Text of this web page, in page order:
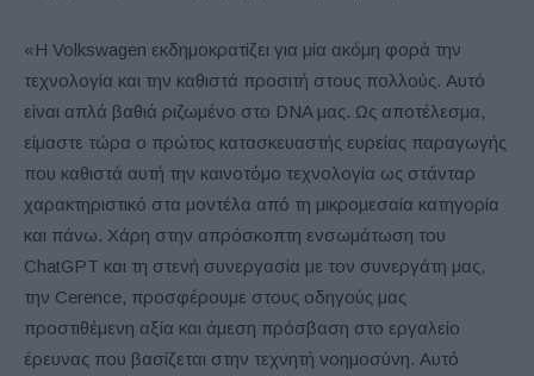
«Η Volkswagen εκδημοκρατίζει για μία ακόμη φορά την
τεχνολογία και την καθιστά προσιτή στους πολλούς. Αυτό
είναι απλά βαθιά ριζωμένο στο DNA μας. Ως αποτέλεσμα,
είμαστε τώρα ο πρώτος κατασκευαστής ευρείας παραγωγής
που καθιστά αυτή την καινοτόμο τεχνολογία ως στάνταρ
χαρακτηριστικό στα μοντέλα από τη μικρομεσαία κατηγορία
και πάνω. Χάρη στην απρόσκοπτη ενσωμάτωση του
ChatGPT και τη στενή συνεργασία με τον συνεργάτη μας,
την Cerence, προσφέρουμε στους οδηγούς μας
προστιθέμενη αξία και άμεση πρόσβαση στο εργαλείο
έρευνας που βασίζεται στην τεχνητή νοημοσύνη. Αυτό